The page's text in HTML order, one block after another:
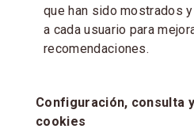
que han sido mostrados
a cada usuario para
recomendaciones.
Configuración, consulta
cookies